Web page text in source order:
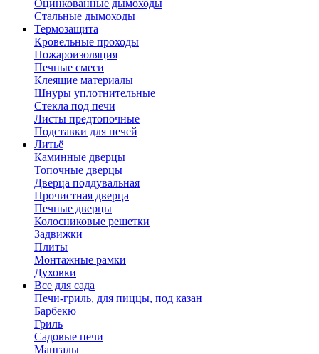
Оцинкованные дымоходы
Стальные дымоходы
Термозащита
Кровельные проходы
Пожароизоляция
Печные смеси
Клеящие материалы
Шнуры уплотнительные
Стекла под печи
Листы предтопочные
Подставки для печей
Литьё
Каминные дверцы
Топочные дверцы
Дверца поддувальная
Прочистная дверца
Печные дверцы
Колосниковые решетки
Задвижки
Плиты
Монтажные рамки
Духовки
Все для сада
Печи-гриль, для пиццы, под казан
Барбекю
Гриль
Садовые печи
Мангалы